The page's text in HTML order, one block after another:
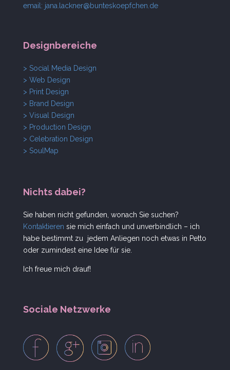
email: jana.lackner@bunteskoepfchen.de
Designbereiche
> Social Media Design
> Web Design
> Print Design
> Brand Design
> Visual Design
> Production Design
> Celebration Design
> SoulMap
Nichts dabei?
Sie haben nicht gefunden, wonach Sie suchen?
Kontaktieren sie mich einfach und unverbindlich – ich
habe bestimmt zu jedem Anliegen noch etwas in Petto
oder zumindest eine Idee für sie.
Ich freue mich drauf!
Sociale Netzwerke